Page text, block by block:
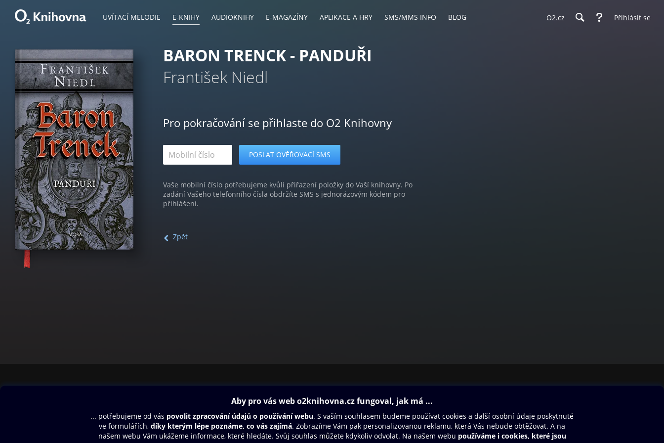
UVÍTACÍ MELODIE E-KNIHY AUDIOKNIHY E-MAGAZÍNY APLIKACE A HRY SMS/MMS INFO BLOG O2.cz Přihlásit se
BARON TRENCK - PANDUŘI
František Niedl
Pro pokračování se přihlaste do O2 Knihovny
Vaše mobilní číslo potřebujeme kvůli přiřazení položky do Vaší knihovny. Po
zadání Vašeho telefonního čísla obdržíte SMS s jednorázovým kódem pro
přihlášení.
Zpět
Aplikace a hry
SMS/MMS Info
Blog
Dárkový poukaz
Nápověda
Oneplay Originály
Sport